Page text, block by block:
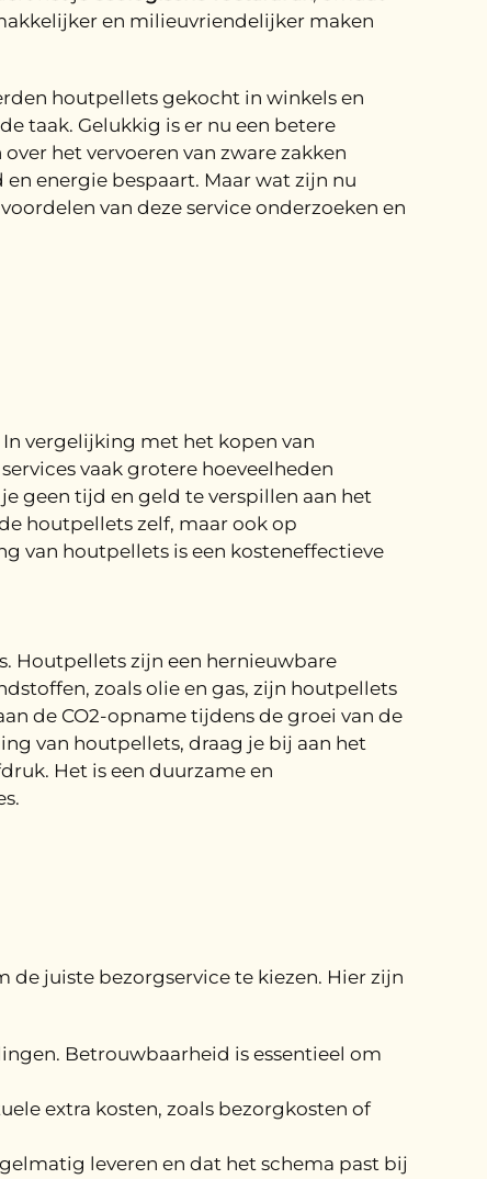
en milieuvriendelijker maken
houtpellets gekocht in winkels en
taak. Gelukkig is er nu een betere
het vervoeren van zware zakken
energie bespaart. Maar wat zijn nu
van deze service onderzoeken en
vergelijking met het kopen van
vaak grotere hoeveelheden
geen tijd en geld te verspillen aan het
houtpellets zelf, maar ook op
van houtpellets is een kosteneffectieve
Houtpellets zijn een hernieuwbare
zoals olie en gas, zijn houtpellets
de CO2-opname tijdens de groei van de
van houtpellets, draag je bij aan het
Het is een duurzame en
juiste bezorgservice te kiezen. Hier zijn
Betrouwbaarheid is essentieel om
extra kosten, zoals bezorgkosten of
leveren en dat het schema past bij